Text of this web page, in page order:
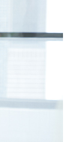
可使用
不負相關責
，依本公司即
將視審查結果
使用之情形，
律行動。